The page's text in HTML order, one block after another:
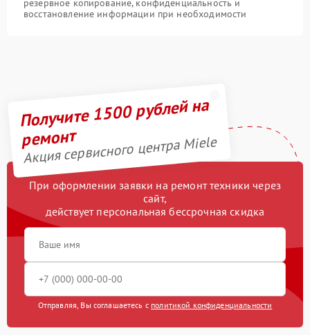
резервное копирование, конфиденциальность и
восстановление информации при необходимости
Получите 1500 рублей на
ремонт
Акция сервисного центра Miele
При оформлении заявки на ремонт техники через
сайт,
действует персональная бессрочная скидка
Отправляя, Вы соглашаетесь с политикой конфиденциальности